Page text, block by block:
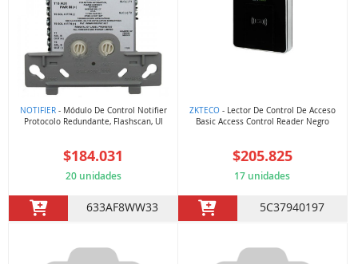
NOTIFIER- Módulo De Control Notifier
Protocolo Redundante, Flashscan, Ul
$184.031
20 unidades
633AF8WW33
ZKTECO- Lector De Control De Acceso
Basic Access Control Reader Negro
$205.825
17 unidades
5C37940197